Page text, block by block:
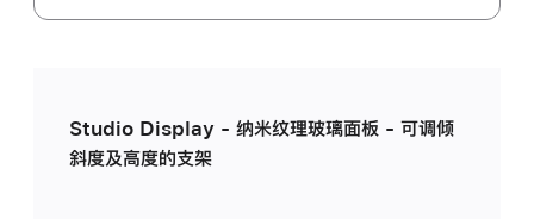
Studio Display - 纳米纹理玻璃面板 - 可调倾
斜度及高度的支架